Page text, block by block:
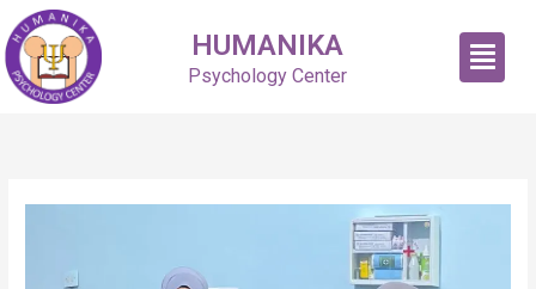
Skip
to
content
HUMANIKA
Psychology Center
Menu